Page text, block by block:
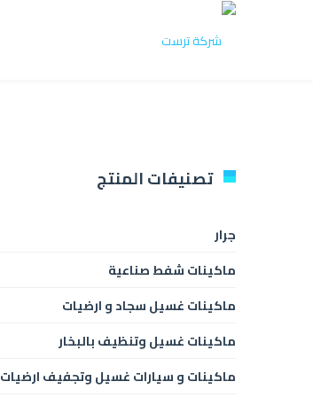
تصنيفات المنتج
جرار
ماكينات شفط صناعية
ماكينات غسيل سجاد و ارضيات
ماكينات غسيل وتنظيف بالبخار
ماكينات و سيارات غسيل وتجفيف ارضيات